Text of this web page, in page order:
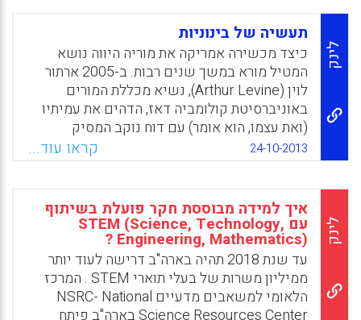
באוטונומיה שלהם ובהתפתחותם המקצועית
והאישית. למסמך המקורי בדפוס מצורפים
נספחים – הערות על היבטים של "אופק חדש:
הצעד הבא" – אשר נכתבו בידי פרופ' יזהר
אופלטקה, ד"ר יורם הרפז, פרופ' עמי וולנסקי, ד"ר
יריב פניגר, ציון שורק, פרופ' נמרוד אלוני ופרופ'
דוד גורדון.
WhatsApp
Facebook
Email
X
לינק
תעשיה של בינוניות
כיצד מכשירה אמריקה את מוריה היווה נושא
המטיל מורא במשך שנים רבות. ב-2005 ארתור
לוין (Arthur Levine), נשיא מכללת המורים
באוניברסיטת קולומביה דאז, הדהים את עמיתיו
(ואת עצמו, הוא אומר) עם דוח נוקב המסיק
שתכניות הכשרת מורים "נעות בטווח שבין תכניות
בלתי הולמות למחרידות". בקיץ זה המועצה
הלאומית של איכות ההוראה (National Council
on Teacher Quality) תיארה את הכשרת המורים
כ"תעשיה של בינוניות" ( Bill Keller ).
WhatsApp
Facebook
Email
X
24-10-2013 קראו עוד...
לינק
איך למידה מבוססת חקר פועלת בשיתוף
עם STEM (Science, Technology,
Engineering, Mathematics) ?
עד שנת 2018 תהיה בארה"ב דרישה לעוד יותר
ממיליון משרות של בעלי תוארי STEM . המרכז
הלאומי למשאבים מדעיים NSRC- National